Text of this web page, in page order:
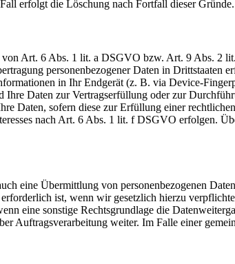
erfolgt die Löschung nach Fortfall dieser Gründe.
Art. 6 Abs. 1 lit. a DSGVO bzw. Art. 9 Abs. 2
personenbezogener Daten in Drittstaaten
in Ihr Endgerät (z. B. via Device-
Daten zur Vertragserfüllung oder zur
Daten, sofern diese zur Erfüllung einer
nach Art. 6 Abs. 1 lit. f DSGVO erfolgen.
eine Übermittlung von personenbezogenen
ist, wenn wir gesetzlich hierzu
eine sonstige Rechtsgrundlage die
Auftragsverarbeitung weiter. Im Falle einer